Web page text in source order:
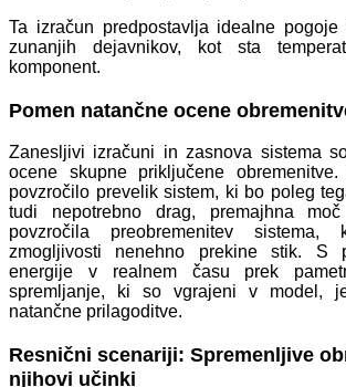
Ta izračun predpostavlja idealne pogoje
zunanjih dejavnikov, kot sta
komponent.
Pomen natančne ocene
Zanesljivi izračuni in zasnova sistema
ocene skupne priključene
povzročilo prevelik sistem, ki bo poleg
tudi nepotrebno drag, premajhna
povzročila preobremenitev
zmogljivosti nenehno prekine stik. S
energije v realnem času prek
spremljanje, ki so vgrajeni v model,
natančne prilagoditve.
Resnični scenariji: Spremenljive
njihovi učinki